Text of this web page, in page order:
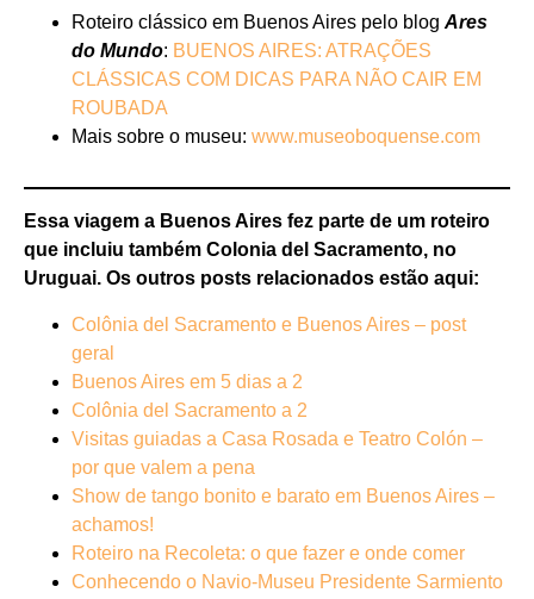
Roteiro clássico em Buenos Aires pelo blog Ares
do Mundo: BUENOS AIRES: ATRAÇÕES
CLÁSSICAS COM DICAS PARA NÃO CAIR EM
ROUBADA
Mais sobre o museu: www.museoboquense.com
Essa viagem a Buenos Aires fez parte de um roteiro
que incluiu também Colonia del Sacramento, no
Uruguai. Os outros posts relacionados estão aqui:
Colônia del Sacramento e Buenos Aires – post
geral
Buenos Aires em 5 dias a 2
Colônia del Sacramento a 2
Visitas guiadas a Casa Rosada e Teatro Colón –
por que valem a pena
Show de tango bonito e barato em Buenos Aires –
achamos!
Roteiro na Recoleta: o que fazer e onde comer
Conhecendo o Navio-Museu Presidente Sarmiento